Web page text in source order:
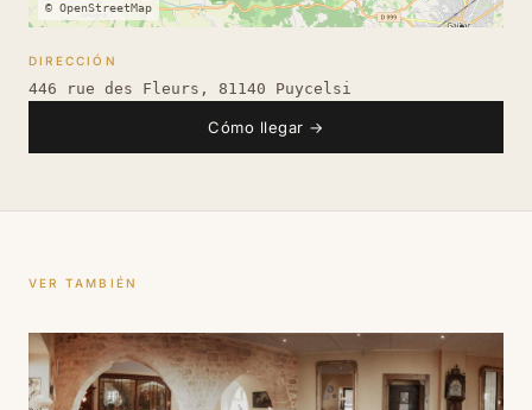
© OpenStreetMap
DIRECCIÓN
446 rue des Fleurs, 81140 Puycelsi
Cómo llegar →
VER TAMBIÉN